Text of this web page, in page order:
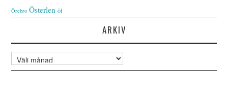
Örebro Österlen öl
ARKIV
Arkiv